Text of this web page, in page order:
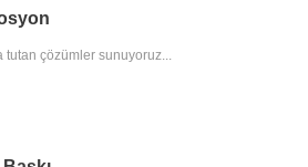
tutan çözümler sunuyoruz...